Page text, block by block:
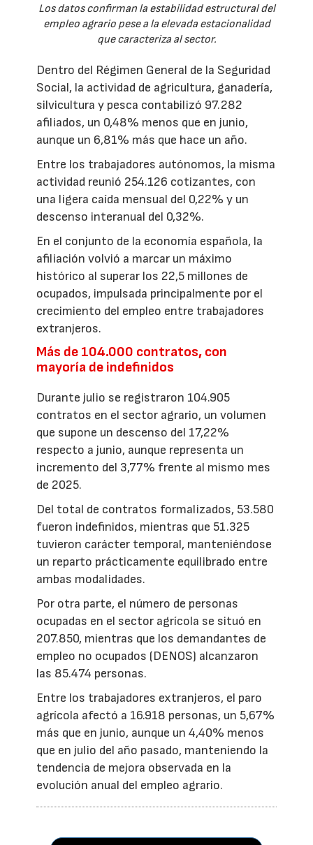
Los datos confirman la estabilidad estructural del
empleo agrario pese a la elevada estacionalidad
que caracteriza al sector.
Dentro del Régimen General de la Seguridad
Social, la actividad de agricultura, ganadería,
silvicultura y pesca contabilizó 97.282
afiliados, un 0,48% menos que en junio,
aunque un 6,81% más que hace un año.
Entre los trabajadores autónomos, la misma
actividad reunió 254.126 cotizantes, con
una ligera caída mensual del 0,22% y un
descenso interanual del 0,32%.
En el conjunto de la economía española, la
afiliación volvió a marcar un máximo
histórico al superar los 22,5 millones de
ocupados, impulsada principalmente por el
crecimiento del empleo entre trabajadores
extranjeros.
Más de 104.000 contratos, con
mayoría de indefinidos
Durante julio se registraron 104.905
contratos en el sector agrario, un volumen
que supone un descenso del 17,22%
respecto a junio, aunque representa un
incremento del 3,77% frente al mismo mes
de 2025.
Del total de contratos formalizados, 53.580
fueron indefinidos, mientras que 51.325
tuvieron carácter temporal, manteniéndose
un reparto prácticamente equilibrado entre
ambas modalidades.
Por otra parte, el número de personas
ocupadas en el sector agrícola se situó en
207.850, mientras que los demandantes de
empleo no ocupados (DENOS) alcanzaron
las 85.474 personas.
Entre los trabajadores extranjeros, el paro
agrícola afectó a 16.918 personas, un 5,67%
más que en junio, aunque un 4,40% menos
que en julio del año pasado, manteniendo la
tendencia de mejora observada en la
evolución anual del empleo agrario.